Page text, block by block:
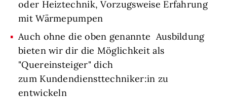
oder Heiztechnik, Vorzugsweise Erfahrung
mit Wärmepumpen
Auch ohne die oben genannte Ausbildung
bieten wir dir die Möglichkeit als
"Quereinsteiger" dich
zum Kundendiensttechniker:in zu
entwickeln